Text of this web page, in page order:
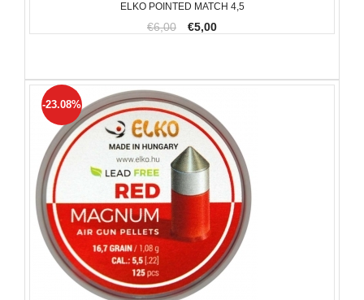
ELKO POINTED MATCH 4,5
€6,00 €5,00
-23.08%